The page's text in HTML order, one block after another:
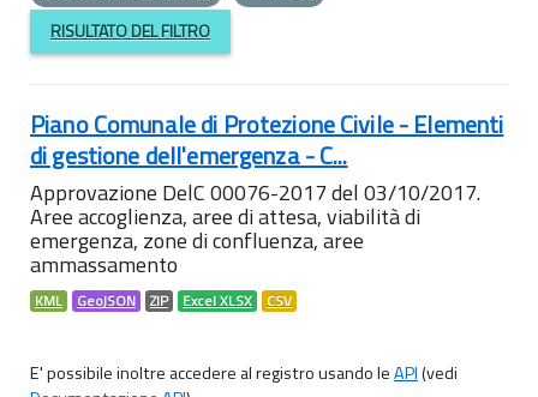
RISULTATO DEL FILTRO
Piano Comunale di Protezione Civile - Elementi
di gestione dell'emergenza - C...
Approvazione DelC 00076-2017 del 03/10/2017.
Aree accoglienza, aree di attesa, viabilità di
emergenza, zone di confluenza, aree
ammassamento
KML GeoJSON ZIP Excel XLSX CSV
E' possibile inoltre accedere al registro usando leAPI(vedi